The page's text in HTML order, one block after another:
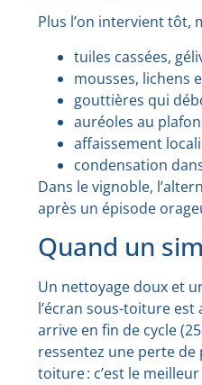
Plus l’on intervient tôt,
tuiles cassées,
mousses, lichens
gouttières qui
auréoles au
affaissement
condensation
Dans le vignoble,
après un épisode
Quand un
Un nettoyage doux et
l’écran sous-toiture
arrive en fin de cycle
ressentez une perte
toiture : c’est le